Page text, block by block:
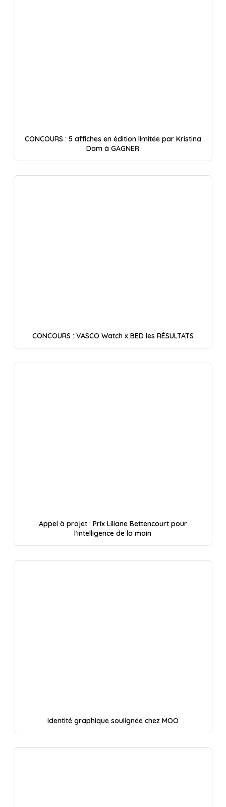
CONCOURS : 5 affiches en édition limitée par Kristina
Dam à GAGNER
CONCOURS : VASCO Watch x BED les RÉSULTATS
Appel à projet : Prix Liliane Bettencourt pour
l’intelligence de la main
Identité graphique soulignée chez MOO